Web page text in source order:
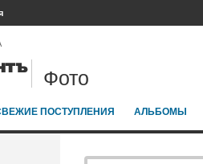
Фото
ПОСТУПЛЕНИЯ АЛЬБОМЫ